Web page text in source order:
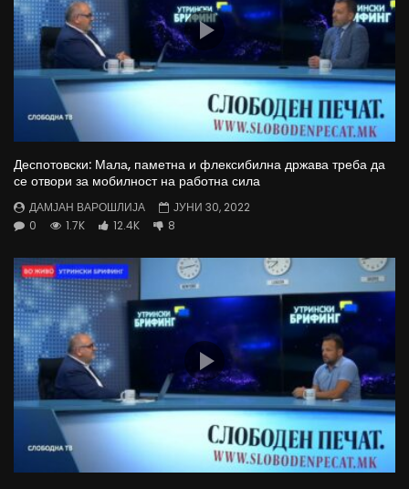
Деспотовски: Мала, паметна и флексибилна држава треба да
се отвори за мобилност на работна сила
ДАМЈАН ВАРОШЛИЈА
ЈУНИ 30, 2022
0
1.7K 12.4K 8